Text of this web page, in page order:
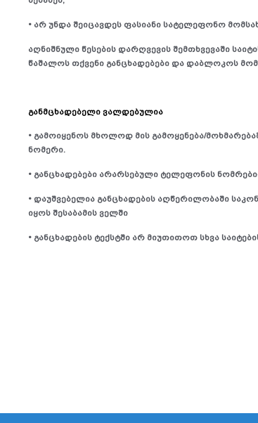
• არ უნდა შეიცავდეს ფასიანი სატელეფონო
აღნიშნული წესების დარღვევის შემთხვევაში
წაშალოს თქვენი განცხადებები და დაბლოკოს
განმცხადებელი ვალდებულია
• გამოიყენოს მხოლოდ მის გამოყენება/
ნომერი.
• განცხადებები არარსებული ტელეფონის
• დაუშვებელია განცხადების აღწერილობაში
იყოს შესაბამის ველში
• განცხადების ტექსტში არ მიუთითოთ სხვა